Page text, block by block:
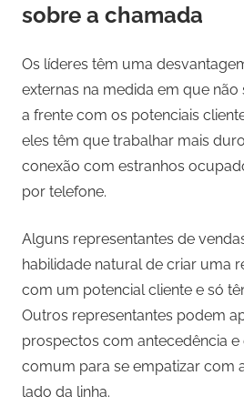
sobre a chamada
Os líderes têm uma
externas na medida em que
a frente com os potenciais
eles têm que trabalhar mais
conexão com estranhos
por telefone.
Alguns representantes de
habilidade natural de criar uma
com um potencial cliente e só
Outros representantes podem
prospectos com antecedência
comum para se empatizar com
lado da linha.